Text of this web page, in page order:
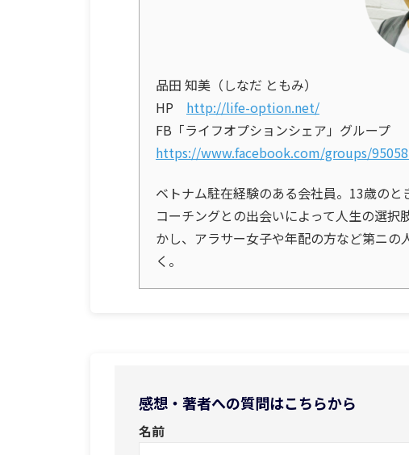
品田 知美（しなだ ともみ）
HP http://life-option.net/
FB「ライフオプションシェア」グループ
https://www.facebook.com/groups/
ベトナム駐在経験のある会社員。13歳の
コーチングとの出会いによって人生の選
かし、アラサー女子や年配の方など第ニ
く。
感想・著者への質問はこちらから
名前